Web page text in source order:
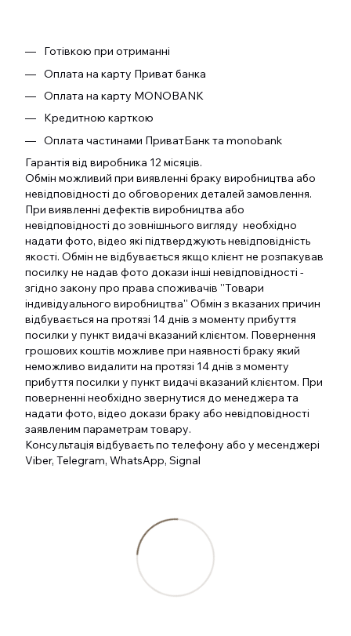
Готівкою при отриманні
Оплата на карту Приват банка
Оплата на карту MONOBANK
Кредитною карткою
Оплата частинами ПриватБанк та monobank
Гарантія від виробника 12 місяців.
Обмін можливий при виявленні браку виробництва або
невідповідності до обговорених деталей замовлення.
При виявленні дефектів виробництва або
невідповідності до зовнішнього вигляду необхідно
надати фото, відео які підтверджують невідповідність
якості. Обмін не відбувається якщо клієнт не розпакував
посилку не надав фото докази інші невідповідності -
згідно закону про права споживачів ''Товари
індивідуального виробництва'' Обмін з вказаних причин
відбувається на протязі 14 днів з моменту прибуття
посилки у пункт видачі вказаний клієнтом. Повернення
грошових коштів можливе при наявності браку який
неможливо видалити на протязі 14 днів з моменту
прибуття посилки у пункт видачі вказаний клієнтом. При
поверненні необхідно звернутися до менеджера та
надати фото, відео докази браку або невідповідності
заявленим параметрам товару.
Консультація відбуваєть по телефону або у месенджері
Viber, Telegram, WhatsApp, Signal